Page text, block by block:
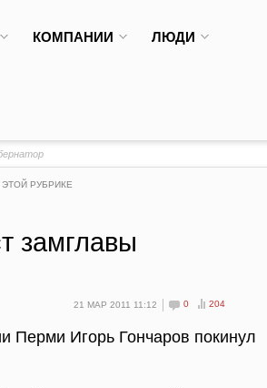
КОМПАНИИ ЛЮДИ
РУБРИКЕ
замглавы
21 МАР 2011 11:12 0 204
Перми Игорь Гончаров покинул